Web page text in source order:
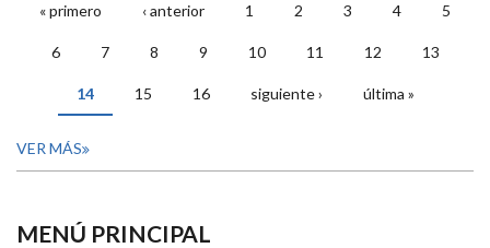
PÁGINAS
« primero ‹ anterior 1 2 3 4 5
6 7 8 9 10 11 12 13
14 15 16 siguiente › última »
VER MÁS
MENÚ PRINCIPAL